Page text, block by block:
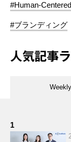
#Human-
#ブランディング
人気記事
Weekly
1